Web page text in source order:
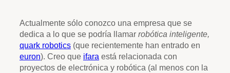
Actualmente sólo conozco una empresa que se
dedica a lo que se podría llamar robótica inteligente,
quark robotics (que recientemente han entrado en
euron). Creo que ifara está relacionada con
proyectos de electrónica y robótica (al menos con la